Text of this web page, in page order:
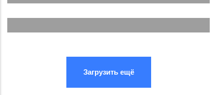
Южные Резиденции
Загрузить ещё